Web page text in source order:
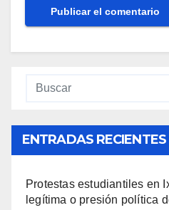
ENTRADAS RECIENTES
Protestas estudiantiles en
legítima o presión política